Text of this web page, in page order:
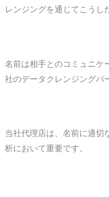
レンジングを通じてこうし
名前は相手とのコミュニケ
社のデータクレンジングパ
当社代理店は、名前に適切
析において重要です。